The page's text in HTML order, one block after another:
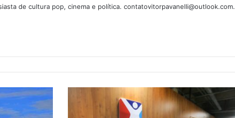
de cultura pop, cinema e política. contatovitorpavanelli@outlook.com.